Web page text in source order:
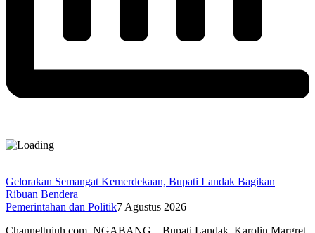
Gelorakan Semangat Kemerdekaan, Bupati Landak Bagikan
Ribuan Bendera
Pemerintahan dan Politik7 Agustus 2026